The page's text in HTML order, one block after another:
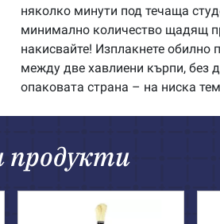
няколко минути под течаща
минимално количество щадящ
накисвайте! Изплакнете обилно
между две хавлиени кърпи, без
опаковата страна – на ниска
продукти